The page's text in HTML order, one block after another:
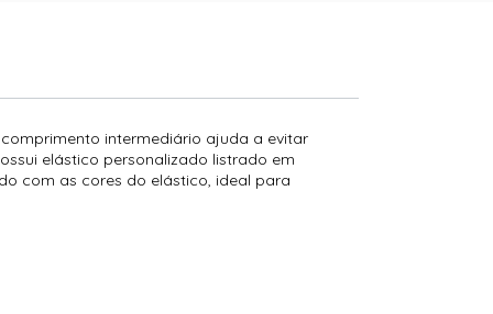
intermediário ajuda a evitar
elástico personalizado listrado em
com as cores do elástico, ideal para